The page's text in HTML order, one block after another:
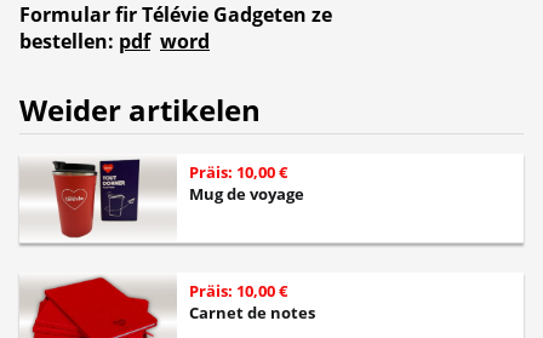
Formular fir Télévie Gadgeten ze
bestellen: pdf word
Weider artikelen
Präis: 10,00 €
Mug de voyage
Präis: 10,00 €
Carnet de notes